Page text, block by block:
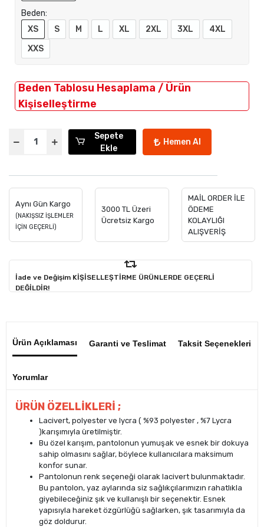
Beden:
XS
S M L XL 2XL 3XL
4XL
XXS
Beden Tablosu Hesaplama / Ürün
Kişiselleştirme
Sepete
Ekle
Hemen Al
Aynı Gün Kargo
(NAKIŞSIZ İŞLEMLER
İÇİN GEÇERLİ)
3000 TL Üzeri
Ücretsiz Kargo
MAİL ORDER İLE
ÖDEME
KOLAYLIĞI
ALIŞVERİŞ
İade ve Değişim KİŞİSELLEŞTİRME ÜRÜNLERDE GEÇERLİ
DEĞİLDİR!
Ürün Açıklaması Garanti ve Teslimat Taksit Seçenekleri
Yorumlar
ÜRÜN ÖZELLİKLERİ ;
Lacivert, polyester ve lycra ( %93 polyester , %7 Lycra
)karışımıyla üretilmiştir.
Bu özel karışım, pantolonun yumuşak ve esnek bir dokuya
sahip olmasını sağlar, böylece kullanıcılara maksimum
konfor sunar.
Pantolonun renk seçeneği olarak lacivert bulunmaktadır.
Bu pantolon, yaz aylarında siz sağlıkçılarımızın rahatlıkla
giyebileceğiniz şık ve kullanışlı bir seçenektir. Esnek
yapısıyla hareket özgürlüğü sağlarken, şık tasarımıyla da
göz doldurur.